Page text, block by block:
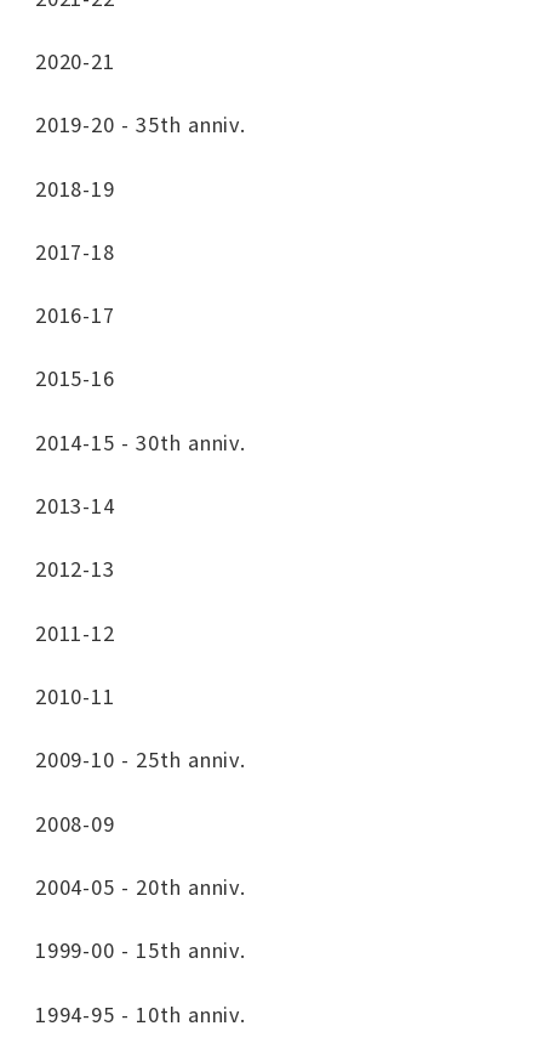
2020-21
2019-20 - 35th anniv.
2018-19
2017-18
2016-17
2015-16
2014-15 - 30th anniv.
2013-14
2012-13
2011-12
2010-11
2009-10 - 25th anniv.
2008-09
2004-05 - 20th anniv.
1999-00 - 15th anniv.
1994-95 - 10th anniv.